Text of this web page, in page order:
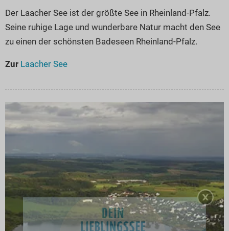
Der Laacher See ist der größte See in Rheinland-Pfalz.
Seine ruhige Lage und wunderbare Natur macht den See
zu einen der schönsten Badeseen Rheinland-Pfalz.
Zur Laacher See